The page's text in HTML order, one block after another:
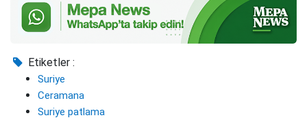
Etiketler :
Suriye
Ceramana
Suriye patlama